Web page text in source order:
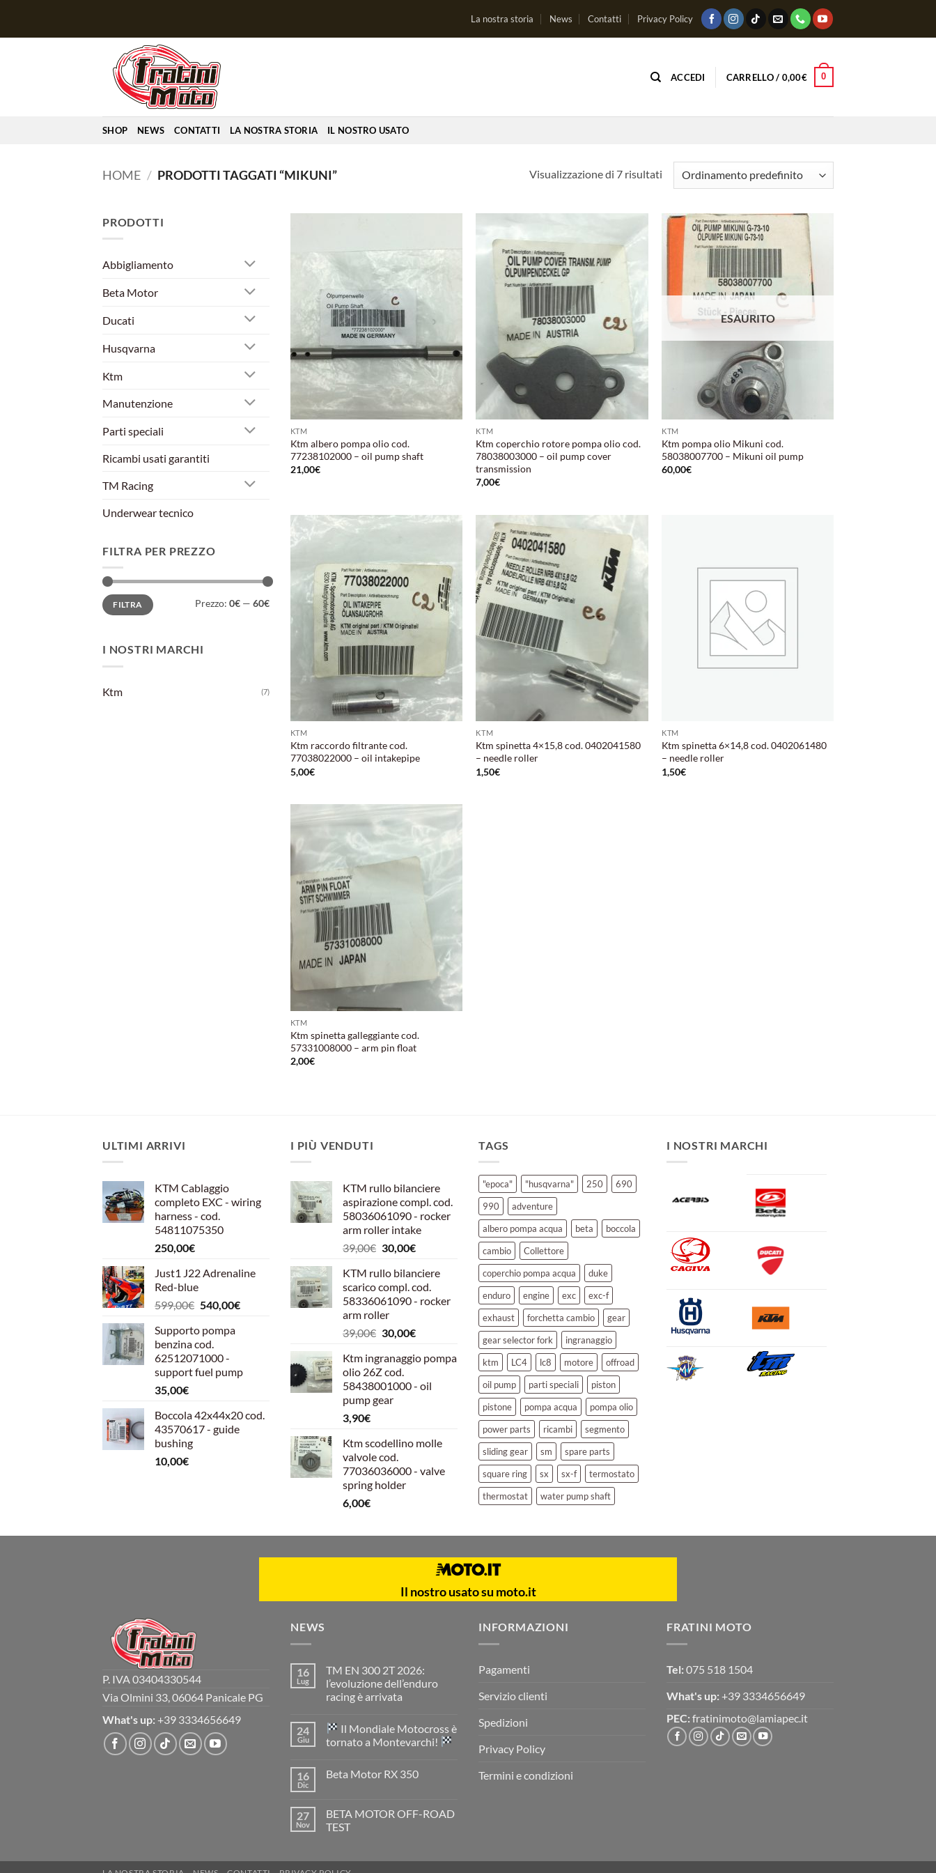
La nostra storia News Contatti Privacy Policy
ACCEDI CARRELLO / 0,00€ 0
SHOP NEWS CONTATTI LA NOSTRA STORIA IL NOSTRO USATO
HOME / PRODOTTI TAGGATI “MIKUNI” Visualizzazione di 7 risultati
PRODOTTI
Abbigliamento
Beta Motor
Ducati
Husqvarna
Ktm
Manutenzione
Parti speciali
Ricambi usati garantiti
TM Racing
Underwear tecnico
FILTRA PER PREZZO
Prezzo
Min
Prezzo
MaxFILTRA Prezzo: 0€ — 60€
I NOSTRI MARCHI
Ktm (7)
Aggiungi
alla lista
dei
KTM
Ktm albero pompa olio cod.
77238102000 – oil pump shaft
21,00€
Aggiungi
alla lista
KTM
Ktm coperchio rotore pompa olio cod.
78038003000 – oil pump cover
transmission
7,00€
Aggiungi
alla lista
dei
desideri
ESAURITO
KTM
Ktm pompa olio Mikuni cod.
58038007700 – Mikuni oil pump
60,00€
alla lista
desideri
KTM
Ktm raccordo filtrante cod.
77038022000 – oil intakepipe
5,00€
Aggiungi
alla lista
dei
desideri
KTM
Ktm spinetta 4×15,8 cod. 0402041580
– needle roller
1,50€
KTM
Ktm spinetta 6×14,8 cod. 0402061480
– needle roller
1,50€
Aggiungi
alla lista
KTM
Ktm spinetta galleggiante cod.
57331008000 – arm pin float
2,00€
ULTIMI ARRIVI
KTM Cablaggio
completo EXC - wiring
harness - cod.
54811075350
250,00€
Just1 J22 Adrenaline
Red-blue
599,00€ Il
originale
era:
599,00€.
540,00€Il
Supporto pompa
benzina cod.
62512071000 -
support fuel pump
35,00€
Boccola 42x44x20 cod.
43570617 - guide
bushing
10,00€
I PIÙ VENDUTI
KTM rullo bilanciere
aspirazione compl. cod.
58036061090 - rocker
arm roller intake
39,00€ Il
originale
era:
39,00€.
30,00€Il
attuale
è:
30,00€.
KTM rullo bilanciere
scarico compl. cod.
58336061090 - rocker
arm roller
39,00€ Il
originale
era:
39,00€.
30,00€Il
attuale
30,00€.
Ktm ingranaggio pompa
olio 26Z cod.
58438001000 - oil
pump gear
3,90€
Ktm scodellino molle
valvole cod.
77036036000 - valve
spring holder
6,00€
TAGS
"epoca" "husqvarna" 250
690
990
adventure
albero pompa acqua
beta
boccola
cambio
Collettore
coperchio pompa acqua
duke
enduro
engine exc
exc-f
exhaust
forchetta cambio
gear
gear selector fork
ingranaggio
ktm
LC4 lc8 motore
offroad
oil pump
parti speciali
piston
pistone
pompa acqua
pompa olio
power parts
ricambi
segmento
sliding gear
sm
spare parts
square ring
sx sx-f
termostato
thermostat
water pump shaft
I NOSTRI MARCHI
Il nostro usato su moto.it
P. IVA 03404330544
Via Olmini 33, 06064 Panicale PG
What's up: +39 3334656649
NEWS
16
Lug
TM EN 300 2T 2026:
l’evoluzione dell’enduro
racing è arrivata
su
TM
EN
2026:
è
arrivata
24
Giu
Il Mondiale Motocross è
tornato a Montevarchi!
su
Motocross
è
tornato
16
Dic
Beta Motor RX 350
Beta
Motor
RX
27
Nov
BETA MOTOR OFF-ROAD
TEST
INFORMAZIONI
Pagamenti
Servizio clienti
Spedizioni
Privacy Policy
Termini e condizioni
FRATINI MOTO
Tel: 075 518 1504
What's up: +39 3334656649
PEC: fratinimoto@lamiapec.it